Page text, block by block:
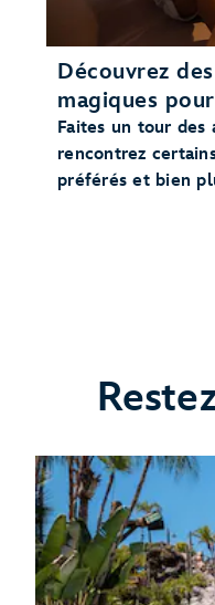
Découvrez
magiques
Faites un tour des
rencontrez
préférés et bien